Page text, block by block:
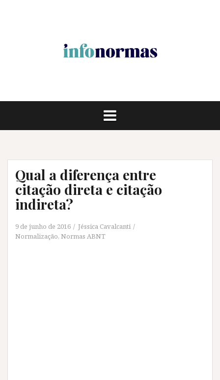
Qual a diferença entre
citação direta e citação
indireta?
9 de junho de 2016
Jéssica Cavalcanti
Normalização, Normas ABNT